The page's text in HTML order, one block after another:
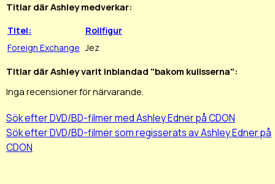
Titlar där Ashley medverkar:
Titel:
Rollfigur
Foreign Exchange Jez
Titlar där Ashley varit inblandad "bakom kulisserna":
Inga recensioner för närvarande.
Sök efter DVD/BD-filmer med Ashley Edner på CDON
Sök efter DVD/BD-filmer som regisserats av Ashley Edner på
CDON